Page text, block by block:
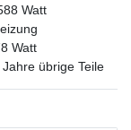
Watt
Watt
übrige Teile